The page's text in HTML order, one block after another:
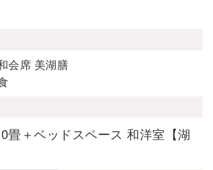
会席 美湖膳
畳＋ベッドスペース 和洋室【湖